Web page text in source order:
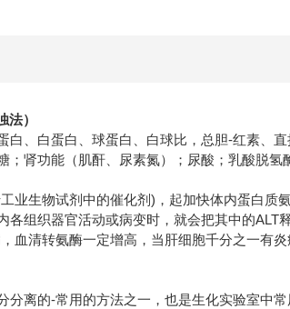
）
白、白蛋白、球蛋白、白球比，总胆-红素、
肾功能（肌酐、尿素氮）；尿酸；乳酸脱氢
业生物试剂中的催化剂)，起加快体内蛋白质
各组织器官活动或病变时，就会把其中的
血清转氨酶一定增高，当肝细胞千分之一有
分离的-常用的方法之一，也是生化实验室中